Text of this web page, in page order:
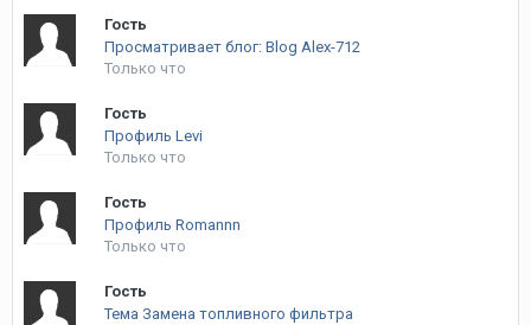
Гость
Просматривает блог: Blog Alex-712
Только что
Гость
Профиль Levi
Только что
Гость
Профиль Romannn
Только что
Гость
Тема Замена топливного фильтра